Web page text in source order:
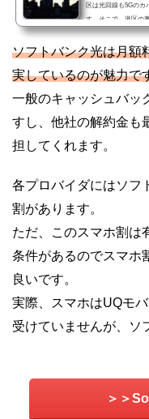
区は光回線も5Gのカ
す。そこで、港区の
ご紹介したいと思い
自宅がある港区の光
通りです。私が使っ
ソフトバンク光は月額
実しているのが魅力で
一般のキャッシュバッ
すし、他社の解約金も
担してくれます。
各プロバイダにはソフ
割があります。
ただ、このスマホ割は
条件があるのでスマホ
良いです。
実際、スマホはUQモ
受けていませんが、ソ
＞＞